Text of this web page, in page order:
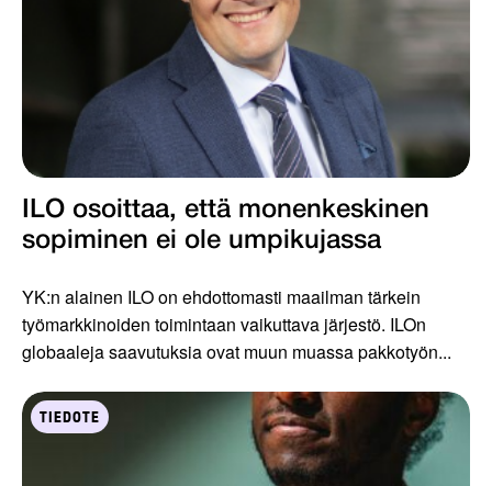
ILO osoittaa, että monenkeskinen
sopiminen ei ole umpikujassa
YK:n alainen ILO on ehdottomasti maailman tärkein
työmarkkinoiden toimintaan vaikuttava järjestö. ILOn
globaaleja saavutuksia ovat muun muassa pakkotyön...
TIEDOTE